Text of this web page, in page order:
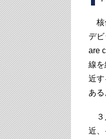
核
デ
are
線
近
ある
３
近